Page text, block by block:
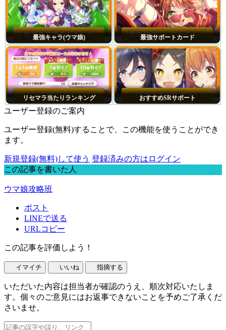
最強キャラ(ウマ娘) 最強サポートカード
リセマラ当たりランキング おすすめSRサポート
ユーザー登録のご案内
ユーザー登録(無料)することで、この機能を使うことができ
ます。
新規登録(無料)して使う 登録済みの方はログイン
この記事を書いた人
ウマ娘攻略班
ポスト
LINEで送る
URLコピー
この記事を評価しよう！
イマイチ いいね 指摘する
いただいた内容は担当者が確認のうえ、順次対応いたしま
す。個々のご意見にはお返事できないことを予めご了承くだ
さいませ。